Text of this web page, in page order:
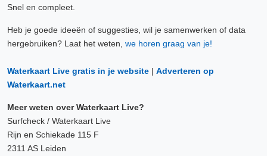
Snel en compleet.
Heb je goede ideeën of suggesties, wil je samenwerken of data
hergebruiken? Laat het weten, we horen graag van je!
Waterkaart Live gratis in je website | Adverteren op
Waterkaart.net
Meer weten over Waterkaart Live?
Surfcheck / Waterkaart Live
Rijn en Schiekade 115 F
2311 AS Leiden